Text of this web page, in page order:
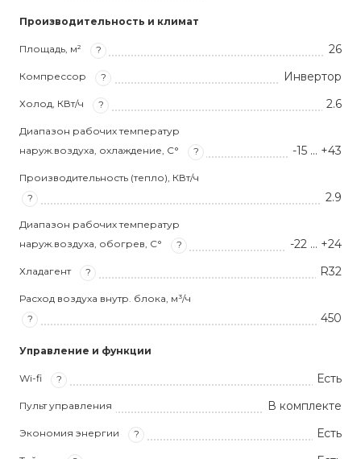
Производительность и климат
Площадь, м² ? 26
Компрессор ? Инвертор
Холод, КВт/ч ? 2.6
Диапазон рабочих температур
наруж.воздуха, охлаждение, С°
? -15 … +43
Производительность (тепло), КВт/ч
?
2.9
Диапазон рабочих температур
наруж.воздуха, обогрев, С°
? -22 … +24
Хладагент ? R32
Расход воздуха внутр. блока, м³/ч
?
450
Управление и функции
Wi-fi ? Есть
Пульт управления В комплекте
Экономия энергии ? Есть